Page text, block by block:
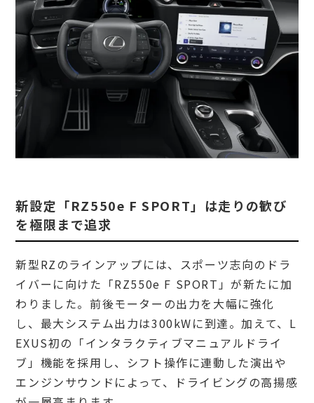
新設定「RZ550e F SPORT」は走りの歓び
を極限まで追求
新型RZのラインアップには、スポーツ志向のドラ
イバーに向けた「RZ550e F SPORT」が新たに加
わりました。前後モーターの出力を大幅に強化
し、最大システム出力は300kWに到達。加えて、L
EXUS初の「インタラクティブマニュアルドライ
ブ」機能を採用し、シフト操作に連動した演出や
エンジンサウンドによって、ドライビングの高揚感